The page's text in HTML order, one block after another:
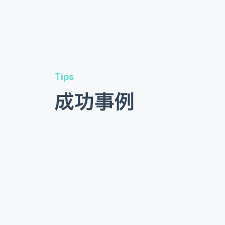
Tips
成功事例